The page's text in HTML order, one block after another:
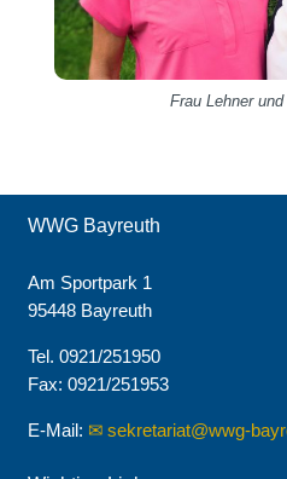
Frau Lehner
WWG Bayreuth
Am Sportpark 1
95448 Bayreuth
Tel. 0921/251950
Fax: 0921/251953
E-Mail: sekretariat@wwg-